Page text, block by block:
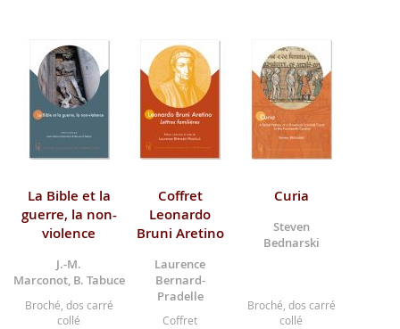
La Bible et la
guerre, la non-
violence
J.-M.
Marconot, B. Tabuce
Broché, dos carré
collé
Coffret
Leonardo
Bruni Aretino
Laurence
Bernard-
Pradelle
Coffret
Curia
Steven
Bednarski
Broché, dos carré
collé